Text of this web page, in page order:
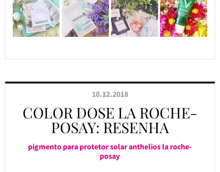
10.12.2018
COLOR DOSE LA ROCHE-
POSAY: RESENHA
pigmento para protetor solar anthelios la roche-
posay